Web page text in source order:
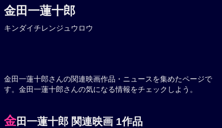
金田一蓮十郎
キンダイチレンジュウロウ
金田一蓮十郎さんの関連映画作品・ニュースを集めたページで
す。金田一蓮十郎さんの気になる情報をチェックしよう。
金田一蓮十郎 関連映画 1作品